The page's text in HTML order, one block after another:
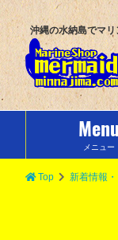
沖縄の水納島でマ
Menu
メニュー
Top 新着情報